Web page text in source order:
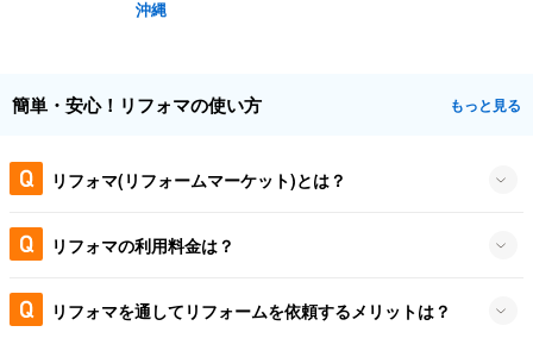
沖縄
簡単・安心！リフォマの使い方 もっと見る
リフォマ(リフォームマーケット)とは？
リフォマの利用料金は？
リフォマを通してリフォームを依頼するメリットは？